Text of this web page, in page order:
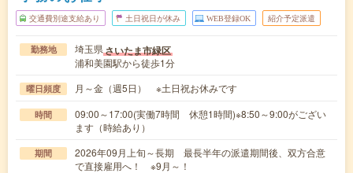
交通費別途支給あり 土日祝日が休み WEB登録OK 紹介予定派遣
勤務地 埼玉県さいたま市緑区
浦和美園駅から徒歩1分
曜日頻度 月～金（週5日） ※土日祝お休みです
時間
09:00～17:00(実働7時間 休憩1時間)※8:50～9:00がござい
ます（時給あり）
期間
2026年09月上旬～長期 最長半年の派遣期間後、双方合意
で直接雇用へ！ ※9月～！